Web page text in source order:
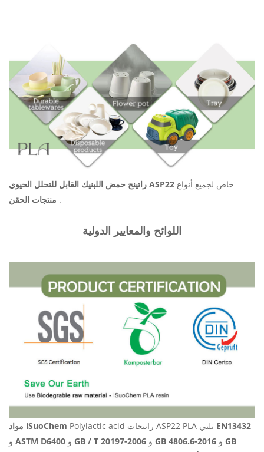
راتينج حمض اللبنيك القابل للتحلل الحيوي ASP22 خاص لجميع أنواع
.
اللوائح والمعايير الدولية
مواد iSuoChem
EN13432
ASTM D6400 GB / T 20197-2006 GB 4806.6-2016
GB